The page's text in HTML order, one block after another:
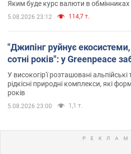
Яким буде курс валюти в обмінниках
5.08.2026 23:12 114,7 т.
"Джипінг руйнує
сотні років": у Greenpeace
У високогір'ї розташовані альпійські
рідкісні природні комплекси, які
років
5.08.2026 23:00 1,1 т.